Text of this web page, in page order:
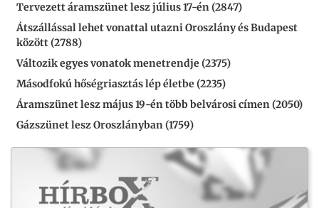
Tervezett áramszünet lesz július 17-én (2847)
Átszállással lehet vonattal utazni Oroszlány és Budapest
között (2788)
Változik egyes vonatok menetrendje (2375)
Másodfokú hőségriasztás lép életbe (2235)
Áramszünet lesz május 19-én több belvárosi címen (2050)
Gázszünet lesz Oroszlányban (1759)